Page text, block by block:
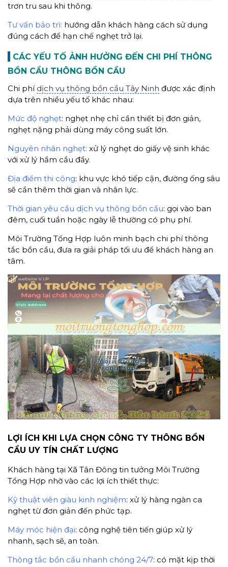
trơn tru sau khi thông.
Tư vấn bảo trì: hướng dẫn khách hàng cách sử dụng
đúng cách để hạn chế nghẹt trở lại.
CÁC YẾU TỐ ẢNH HƯỞNG ĐẾN CHI PHÍ THÔNG
BỒN CẦU THÔNG BỒN CẦU
Chi phí dịch vụ thông bồn cầu Tây Ninh được xác định
dựa trên nhiều yếu tố khác nhau:
Mức độ nghẹt: nghẹt nhẹ chỉ cần thiết bị đơn giản,
nghẹt nặng phải dùng máy công suất lớn.
Nguyên nhân nghẹt: xử lý nghẹt do giấy vệ sinh khác
với xử lý hầm cầu đầy.
Địa điểm thi công: khu vực khó tiếp cận, đường ống sâu
sẽ cần thêm thời gian và nhân lực.
Thời gian yêu cầu dịch vụ thông bồn cầu: gọi vào ban
đêm, cuối tuần hoặc ngày lễ thường có phụ phí.
Môi Trường Tổng Hợp luôn minh bạch chi phí thông
tắc bồn cầu, đưa ra giải pháp tối ưu để khách hàng an
tâm.
LỢI ÍCH KHI LỰA CHỌN CÔNG TY THÔNG BỒN
CẦU UY TÍN CHẤT LƯỢNG
Khách hàng tại Xã Tân Đông tin tưởng Môi Trường
Tổng Hợp nhờ vào các lợi ích thiết thực:
Kỹ thuật viên giàu kinh nghiệm: xử lý hàng ngàn ca
nghẹt từ đơn giản đến phức tạp.
Máy móc hiện đại: công nghệ tiên tiến giúp xử lý
nhanh, sạch sẽ, an toàn.
Thông tắc bồn cầu nhanh chóng 24/7: có mặt kịp thời